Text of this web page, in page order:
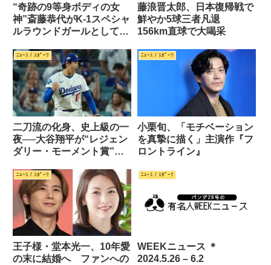
“奇跡の9等身ボディの女
神”斎藤恭代がK-1スペシャ
ルラウンドガールとして降
藤浪晋太郎、日本復帰戦で
鮮やか5球三者凡退
156km直球で大喝采
ﾆｭｰｽ / ｽﾎﾟｰﾂ
二刀流の化身、史上級の一
夜──大谷翔平が“レジェン
ダリー・モーメント賞”受
ﾆｭｰｽ / ｽﾎﾟｰﾂ
小栗旬、「モチベーション
を真摯に描く」主演作『フ
ロントライン』
ﾆｭｰｽ / ｽﾎﾟｰﾂ
王子様・堂本光一、10年愛
の末に結婚へ ファンへの
ﾆｭｰｽ / ｽﾎﾟｰﾂ
WEEKニュース ＊
2024.5.26 – 6.2